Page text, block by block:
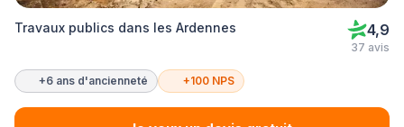
Travaux publics dans les Ardennes 4,9
37 avis
+6 ans d'ancienneté +100 NPS